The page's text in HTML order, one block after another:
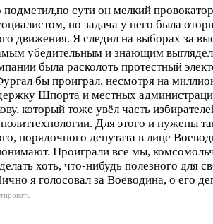
подметил,по сути он мелкий
но задача у него была
движения. Я следил на выборах за
убедительным и знающим
была расколоть протестный
бы проиграл, несмотря на
Шпорта и местных
который тоже увёл часть
Для этого и нужены
порядочного депутата в лице
Проиграли все мы,
хоть, что-нибудь полезного для
я голосовал за Воеводина, о его